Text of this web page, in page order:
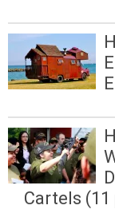
Cartels